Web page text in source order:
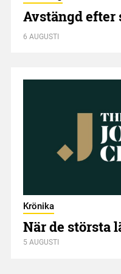
Avstängd efter
6 AUGUSTI
Krönika
När de största
5 AUGUSTI